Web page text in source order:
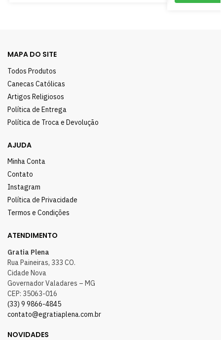
MAPA DO SITE
Todos Produtos
Canecas Católicas
Artigos Religiosos
Política de Entrega
Política de Troca e Devolução
AJUDA
Minha Conta
Contato
Instagram
Política de Privacidade
Termos e Condições
ATENDIMENTO
Gratia Plena
Rua Paineiras, 333 CO.
Cidade Nova
Governador Valadares – MG
CEP: 35063-016
(33) 9 9866-4845
contato@egratiaplena.com.br
NOVIDADES